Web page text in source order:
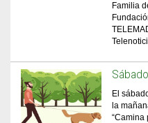
Familia
El
la
“Camina